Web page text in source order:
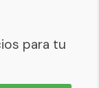
para tu